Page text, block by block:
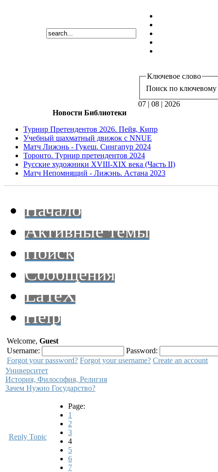
Ключевое слово
Поиск по ключевому
07 | 08 | 2026
Новости Библиотеки
Турнир Претендентов 2026. Пейя, Кипр
Учебный шахматный движок с NNUE
Матч Лижэнь - Гукеш. Сингапур 2024
Торонто. Турнир претендентов 2024
Русские художники XVIII-XIX века (Часть II)
Матч Непомнящий - Лижэнь. Астана 2023
Начало
Активные темы
Поиск
Сообщения
LaTeX
Help
Welcome, Guest
Username:
Password:
Forgot your password? Forgot your username? Create an account
Университет
История, Философия, Религия
Зачем Нужно Государство?
Reply Topic
Page:
1
2
3
4
5
6
7